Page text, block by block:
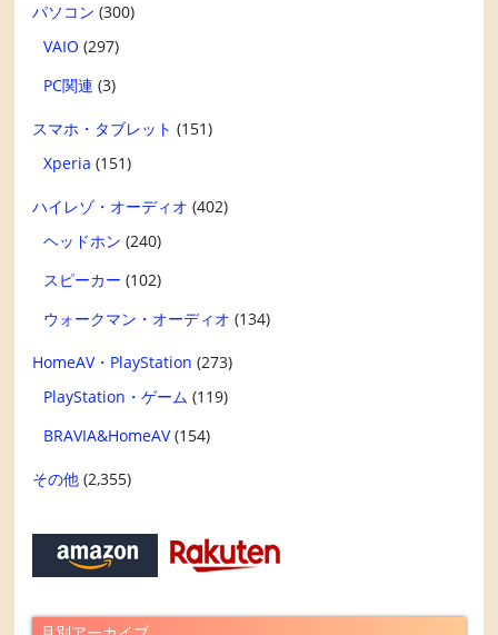
パソコン (300)
VAIO (297)
PC関連 (3)
スマホ・タブレット (151)
Xperia (151)
ハイレゾ・オーディオ (402)
ヘッドホン (240)
スピーカー (102)
ウォークマン・オーディオ (134)
HomeAV・PlayStation (273)
PlayStation・ゲーム (119)
BRAVIA&HomeAV(154)
その他 (2,355)